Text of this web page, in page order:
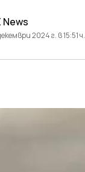
News
2024 г. в 15:51 ч.